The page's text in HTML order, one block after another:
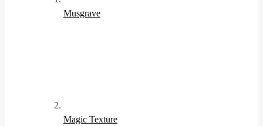
Musgrave
Magic Texture